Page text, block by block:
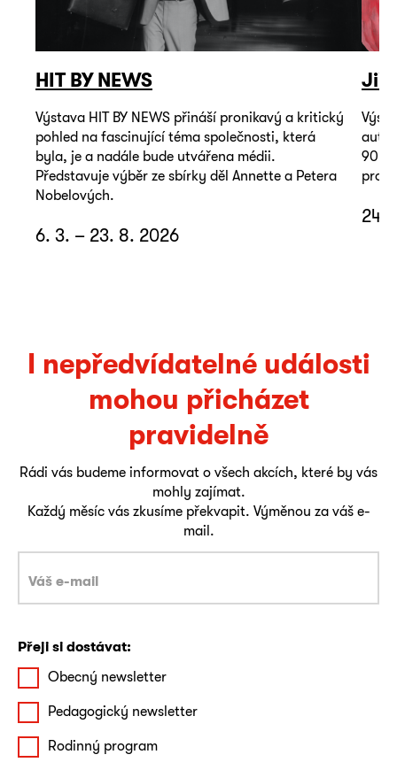
HIT BY NEWS
Výstava HIT BY NEWS přináší pronikavý a kritický
pohled na fascinující téma společnosti, která
byla, je a nadále bude utvářena médii.
Představuje výběr ze sbírky děl Annette a Petera
Nobelových.
6. 3. – 23. 8. 2026
Jiří
90.
24.
I nepředvídatelné události
mohou přicházet
pravidelně
Rádi vás budeme informovat o všech akcích, které by vás
mohly zajímat.
Každý měsíc vás zkusíme překvapit. Výměnou za váš e-
mail.
Přeji si dostávat:
Obecný newsletter
Pedagogický newsletter
Rodinný program